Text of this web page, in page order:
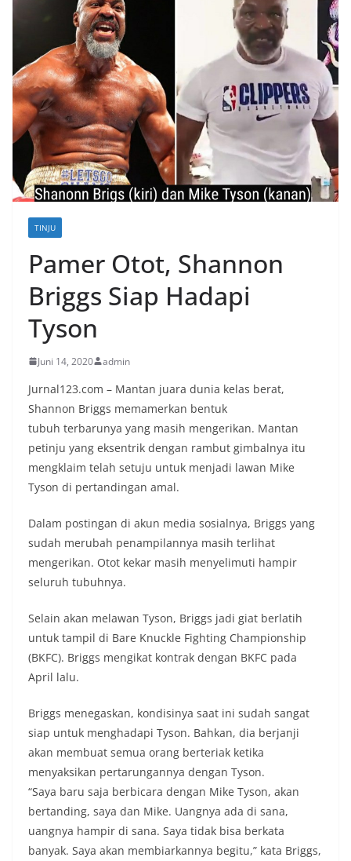
TINJU
Pamer Otot, Shannon
Briggs Siap Hadapi
Tyson
Juni 14, 2020 admin
Jurnal123.com – Mantan juara dunia kelas berat,
Shannon Briggs memamerkan bentuk
tubuh terbarunya yang masih mengerikan. Mantan
petinju yang eksentrik dengan rambut gimbalnya itu
mengklaim telah setuju untuk menjadi lawan Mike
Tyson di pertandingan amal.
Dalam postingan di akun media sosialnya, Briggs yang
sudah merubah penampilannya masih terlihat
mengerikan. Otot kekar masih menyelimuti hampir
seluruh tubuhnya.
Selain akan melawan Tyson, Briggs jadi giat berlatih
untuk tampil di Bare Knuckle Fighting Championship
(BKFC). Briggs mengikat kontrak dengan BKFC pada
April lalu.
Briggs menegaskan, kondisinya saat ini sudah sangat
siap untuk menghadapi Tyson. Bahkan, dia berjanji
akan membuat semua orang berteriak ketika
menyaksikan pertarungannya dengan Tyson.
“Saya baru saja berbicara dengan Mike Tyson, akan
bertanding, saya dan Mike. Uangnya ada di sana,
uangnya hampir di sana. Saya tidak bisa berkata
banyak. Saya akan membiarkannya begitu,” kata Briggs,